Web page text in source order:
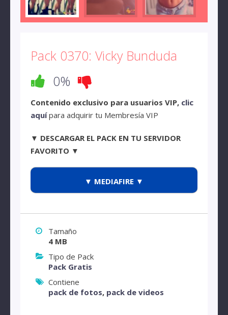
Pack 0370: Vicky Bunduda
0%
Contenido exclusivo para usuarios VIP, clic
aquípara adquirir tu Membresía VIP
▼ DESCARGAR EL PACK EN TU SERVIDOR
FAVORITO ▼
▼ MEDIAFIRE ▼
Tamaño
4 MB
Tipo de Pack
Pack Gratis
Contiene
pack de fotos, pack de videos